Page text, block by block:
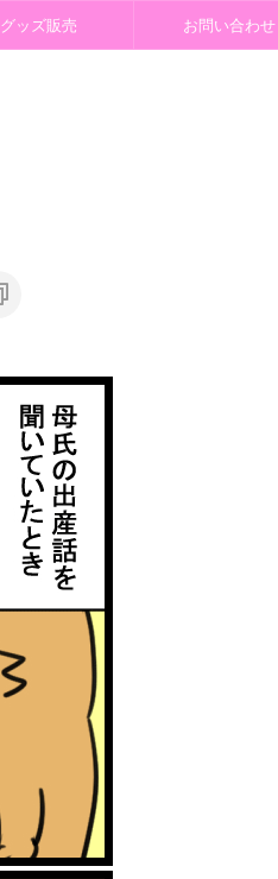
グッズ販売 お問い合わせ